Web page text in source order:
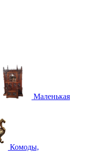
Маленькая
Комоды,